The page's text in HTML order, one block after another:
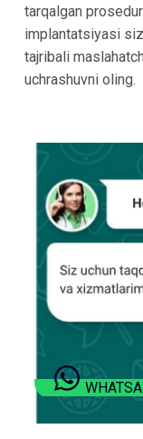
tarqalgan
implantatsiyasi
tajribali
uchrashuvni oling.